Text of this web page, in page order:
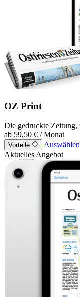
OZ Print
Die gedruckte Zeitung,
ab 59,50 € / Monat
Vorteile
Auswählen
Aktuelles Angebot